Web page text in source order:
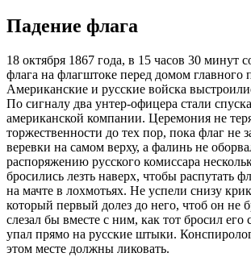
Падение флага
18 октября 1867 года, в 15 часов 30 минут
флага на флагштоке перед домом главного
Американские и русские войска
По сигналу два унтер-офицера стали
американской компании. Церемония не
торжественности до тех пор, пока флаг не
веревки на самом верху, а фалинь не
распоряжению русского комиссара
бросились лезть наверх, чтобы распутать
на мачте в лохмотьях. Не успели снизу
который первый долез до него, чтоб он не
слезал бы вместе с ним, как тот бросил его
упал прямо на русские штыки.
этом месте должны ликовать.